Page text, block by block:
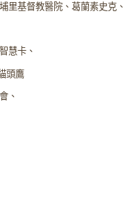
里基督教醫院、葛蘭素史克
慧卡、
頭鷹
、